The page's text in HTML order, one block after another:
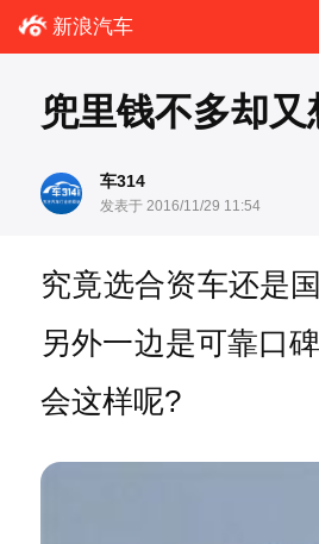
新浪汽车
兜里钱不多却
车314
发表于 2016/11/29 11:54
究竟选合资车还是
另外一边是可靠口
会这样呢?